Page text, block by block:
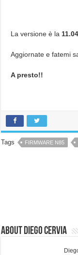
La versione è la
Aggiornate e fatemi
A presto!!
Tags FIRMWARE N85
About Diego Cervia